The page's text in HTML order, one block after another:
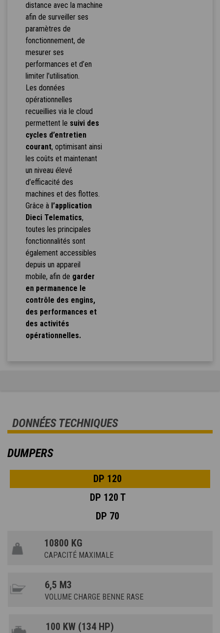
distance avec la machine
afin de surveiller ses
paramètres de
fonctionnement, de
mesurer ses
performances et d’en
limiter l’utilisation.
Les données
opérationnelles
recueillies via le cloud
permettent le suivi des
cycles d’entretien
courant, optimisant ainsi
les coûts et maintenant
un niveau élevé
d’efficacité des
machines et des flottes.
Grâce à l’application
Dieci Telematics,
toutes les principales
fonctionnalités sont
également accessibles
depuis un appareil
mobile, afin de garder
en permanence le
contrôle des engins,
des performances et
des activités
opérationnelles.
DONNÉES TECHNIQUES
DUMPERS
DP 120
DP 120 T
DP 70
10800 KG
CAPACITÉ MAXIMALE
6,5 M3
VOLUME CHARGE BENNE RASE
100 KW (134 HP)